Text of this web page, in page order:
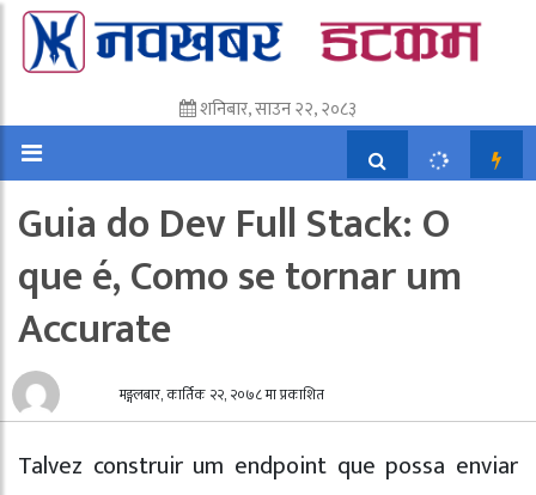
शनिबार, साउन २२, २०८३
Guia do Dev Full Stack: O
que é, Como se tornar um
Accurate
मङ्गलबार, कार्तिक २२, २०७८ मा प्रकाशित
Talvez construir um endpoint que possa enviar